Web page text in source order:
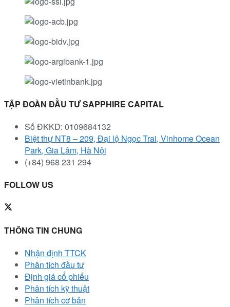
TẬP ĐOÀN ĐẦU TƯ SAPPHIRE CAPITAL
Số ĐKKD: 0109684132
Biệt thự NT8 – 209, Đại lộ Ngọc Trai, Vinhome Ocean
Park, Gia Lâm, Hà Nội
(+84) 968 231 294
FOLLOW US
THÔNG TIN CHUNG
Nhận định TTCK
Phân tích đầu tư
Định giá cổ phiếu
Phân tích kỹ thuật
Phân tích cơ bản